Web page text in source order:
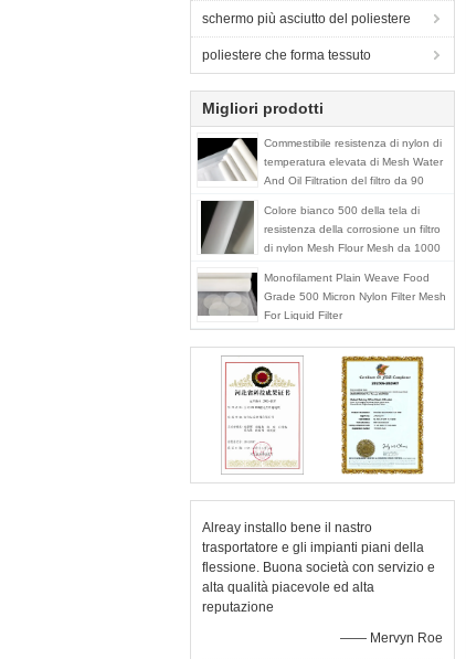
schermo più asciutto del poliestere
poliestere che forma tessuto
Migliori prodotti
Commestibile resistenza di nylon di
temperatura elevata di Mesh Water
And Oil Filtration del filtro da 90
Colore bianco 500 della tela di
resistenza della corrosione un filtro
di nylon Mesh Flour Mesh da 1000
Monofilament Plain Weave Food
Grade 500 Micron Nylon Filter Mesh
For Liquid Filter
Alreay installo bene il nastro
trasportatore e gli impianti piani della
flessione. Buona società con servizio e
alta qualità piacevole ed alta
reputazione
—— Mervyn Roe